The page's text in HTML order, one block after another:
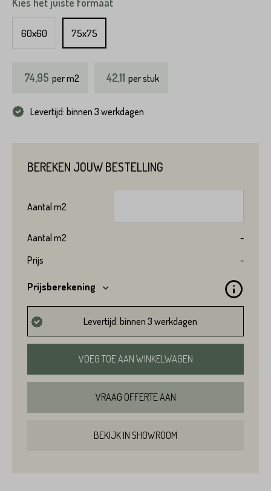
60x60 75x75
74,95 perm2 42,11 per stuk
Levertijd: binnen 3 werkdagen
BEREKEN JOUW BESTELLING
Aantal m2
Aantal m2
-
Prijs
-
Prijsberekening
Levertijd: binnen 3 werkdagen
VOEG TOE AAN WINKELWAGEN
VRAAG OFFERTE AAN
BEKIJK IN SHOWROOM
Product*
m2heeft u nodig?*